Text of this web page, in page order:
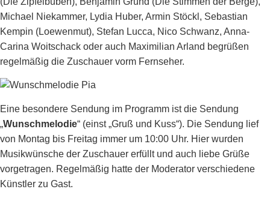
Michael Niekammer, Lydia Huber, Armin Stöckl, Sebastian
Kempin (Loewenmut), Stefan Lucca, Nico Schwanz, Anna-
Carina Woitschack oder auch Maximilian Arland begrüßen
regelmäßig die Zuschauer vorm Fernseher.
Eine besondere Sendung im Programm ist die Sendung
„Wunschmelodie“ (einst „Gruß und Kuss“). Die Sendung lief
von Montag bis Freitag immer um 10:00 Uhr. Hier wurden
Musikwünsche der Zuschauer erfüllt und auch liebe Grüße
vorgetragen. Regelmäßig hatte der Moderator verschiedene
Künstler zu Gast.